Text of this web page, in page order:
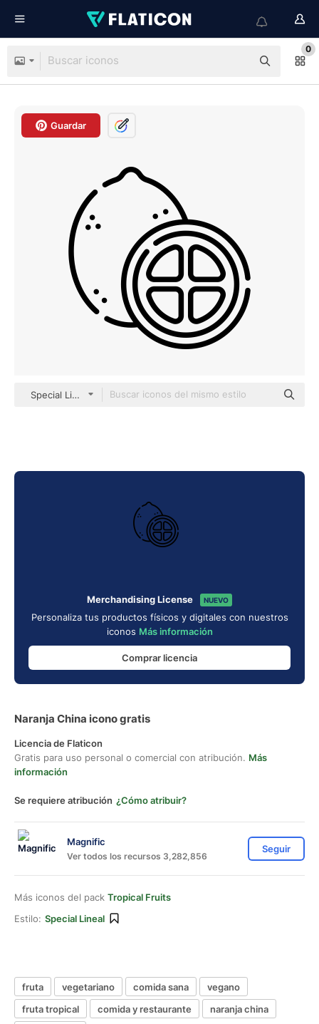
0
Guardar
Special Lineal
Merchandising License NUEVO
Personaliza tus productos físicos y digitales con nuestros
iconos Más información
Comprar licencia
Naranja China icono gratis
Licencia de Flaticon
Gratis para uso personal o comercial con atribución. Más
información
Se requiere atribución ¿Cómo atribuir?
Magnific
Ver todos los recursos 3,282,856
Seguir
Más iconos del pack Tropical Fruits
Estilo: Special Lineal
fruta vegetariano comida sana
vegano
fruta tropical
comida y restaurante
naranja china